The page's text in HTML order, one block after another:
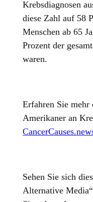
Krebsdiagnosen
diese Zahl auf 58
Menschen ab 65
Prozent der
waren.
Erfahren Sie
Amerikaner an
Sehen Sie sich
Alternative